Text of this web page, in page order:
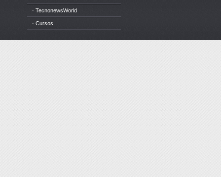
· TecnonewsWorld
· Cursos